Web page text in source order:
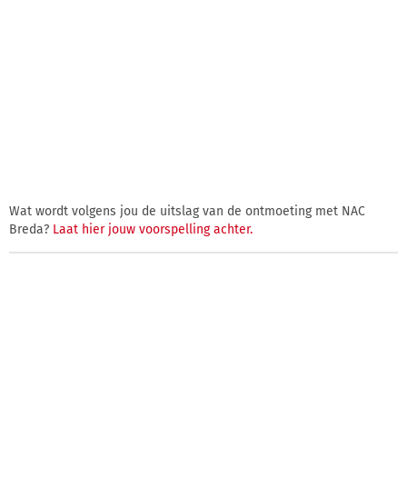
Wat wordt volgens jou de uitslag van de ontmoeting met NAC
Breda? Laat hier jouw voorspelling achter.